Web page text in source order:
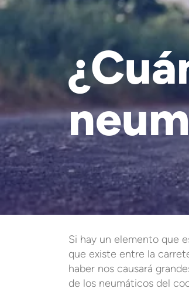
Si hay un elemento que
que existe entre la
haber nos causará
de los neumáticos del